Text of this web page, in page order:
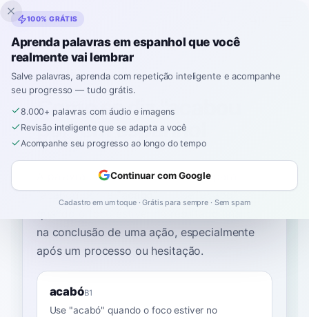
Inklingo
Início›Espanhol›Portuguese → espanhol›acabou por
Como se diz "acabou
por" em espanhol
A palavra espanhola mais comum para
“acabou por”é “acabó”—use "acabó"
na conclusão de uma ação, especialmente
após um processo ou hesitação.
acabóB1
Use "acabó" quando o foco estiver no
100% GRÁTIS
Aprenda palavras em espanhol que você
realmente vai lembrar
Salve palavras, aprenda com repetição inteligente e acompanhe
seu progresso — tudo grátis.
8.000+ palavras com áudio e imagens
Revisão inteligente que se adapta a você
Acompanhe seu progresso ao longo do tempo
Continuar com Google
Cadastro em um toque · Grátis para sempre · Sem spam